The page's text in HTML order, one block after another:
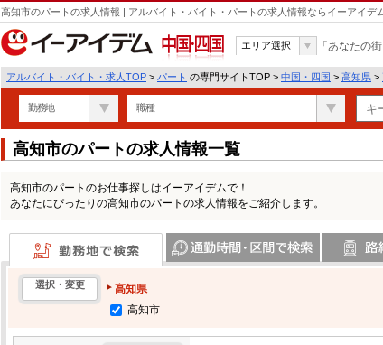
高知市のパートの求人情報 | アルバイト・バイト・パートの求人情報ならイーアイデ
中国・四国
エリア選択 「あなたの
アルバイト・バイト・求人TOP > パート の専門サイトTOP > 中国・四国 > 高知県 >
勤務地 職種
高知市のパートの求人情報一覧
高知市のパートのお仕事探しはイーアイデムで！
あなたにぴったりの高知市のパートの求人情報をご紹介します。
勤務地で検索
選択・変更
高知県
高知市